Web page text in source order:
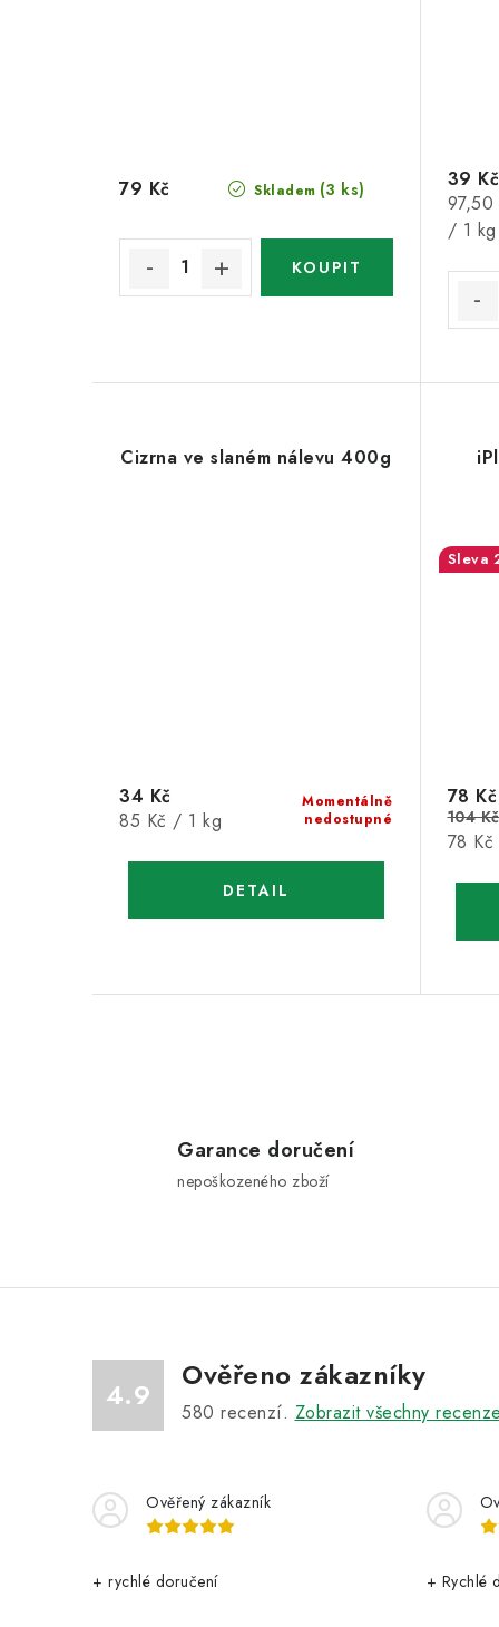
Skladem (3 ks)
79 Kč
39 Kč
Měrná
cena:
97,50
/ 1 kg
Cizrna ve slaném nálevu 400g
Momentálně
nedostupné
34 Kč
Měrná
85 Kč / 1 kg
78 Kč
104 Kč
Měrná
78
k
y
ý
Garance doručení
nepoškozeného zboží
4.9
Ověřeno zákazníky
580 recenzí. Zobrazit všechny recenze
Ověřený zákazník
+ rychlé doručení + Rychlé